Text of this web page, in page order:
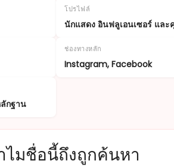
โปรไฟล์
นักแสดง อินฟลูเอนเซอร์ แล
ช่องทางหลัก
Instagram, Facebook
กฐาน
ไมชื่อนี้ถึงถูกค้นหา